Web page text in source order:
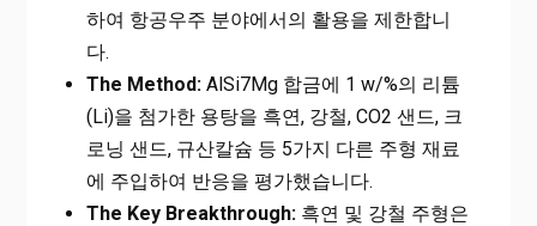
하여 항공우주 분야에서의 활용을 제한합니
다.
The Method:AlSi7Mg 합금에 1 w/%의 리튬
(Li)을 첨가한 용탕을 흑연, 강철, CO2 샌드, 크
로닝 샌드, 규산칼슘 등 5가지 다른 주형 재료
에 주입하여 반응을 평가했습니다.
The Key Breakthrough:흑연 및 강철 주형은